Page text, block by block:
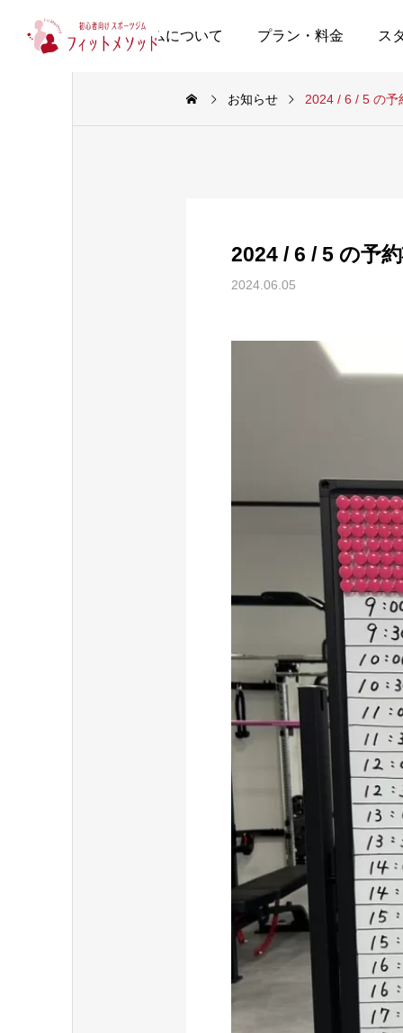
当ジムについて プラン・料金 ス
お知らせ 2024 / 6 / 5 の予
2024 / 6 / 5 の予
2024.06.05